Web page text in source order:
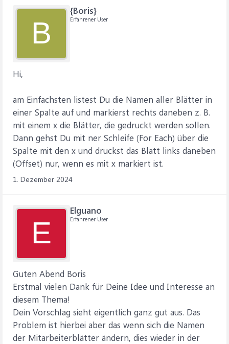
B
{Boris}
Erfahrener User
Hi,
am Einfachsten listest Du die Namen aller Blätter in
einer Spalte auf und markierst rechts daneben z. B.
mit einem x die Blätter, die gedruckt werden sollen.
Dann gehst Du mit ner Schleife (For Each) über die
Spalte mit den x und druckst das Blatt links daneben
(Offset) nur, wenn es mit x markiert ist.
1. Dezember 2024
E
Elguano
Erfahrener User
Guten Abend Boris
Erstmal vielen Dank für Deine Idee und Interesse an
diesem Thema!
Dein Vorschlag sieht eigentlich ganz gut aus. Das
Problem ist hierbei aber das wenn sich die Namen
der Mitarbeiterblätter ändern, dies wieder in der